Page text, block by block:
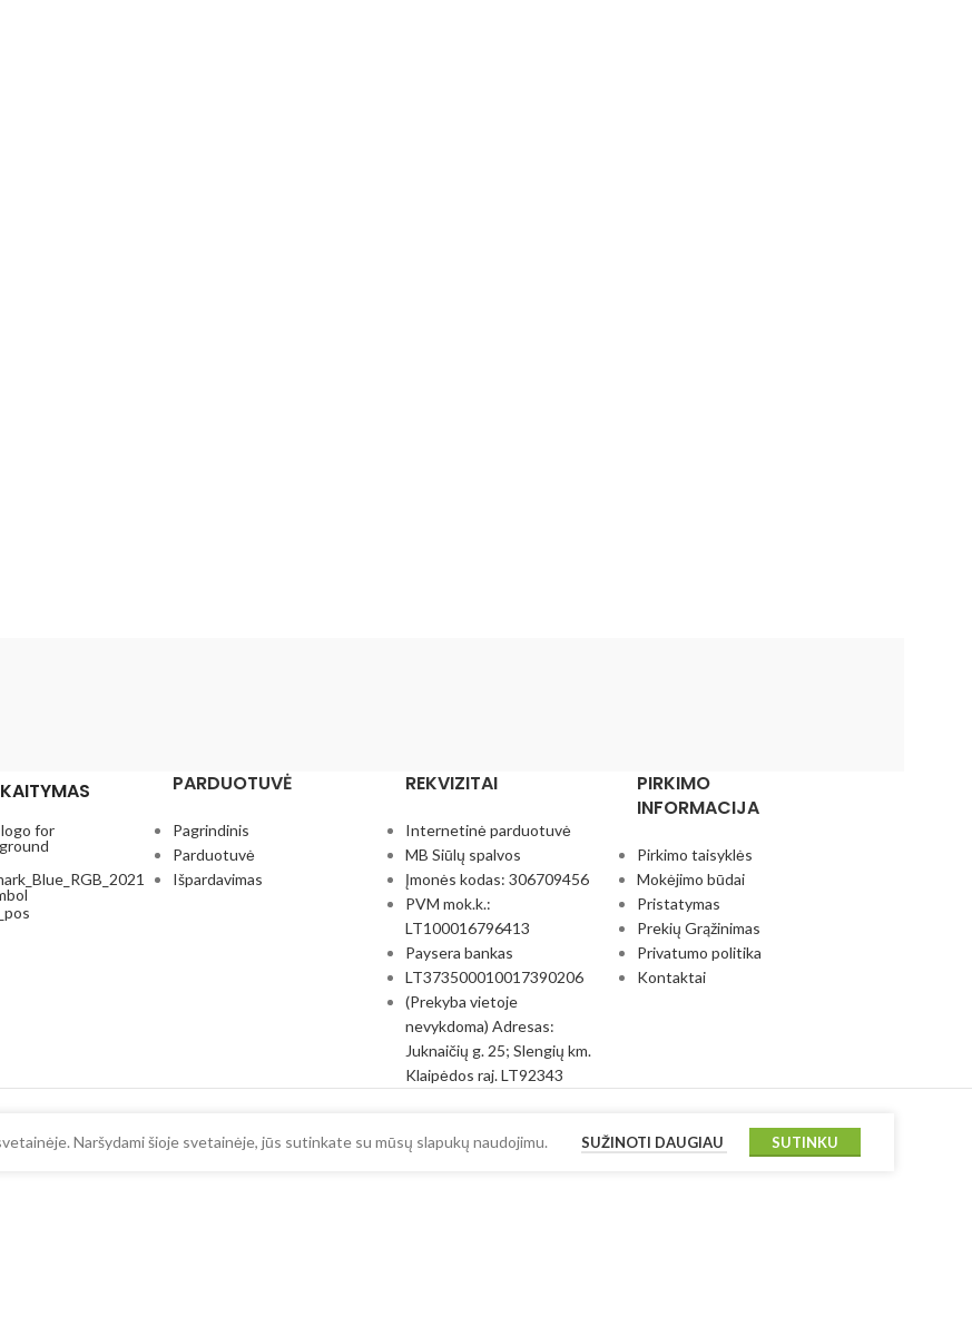
PARDUOTUVĖ
Pagrindinis
Parduotuvė
Išpardavimas
REKVIZITAI
Internetinė parduotuvė
MB Siūlų spalvos
Įmonės kodas: 306709456
PVM mok.k.:
LT100016796413
Paysera bankas
LT373500010017390206
(Prekyba vietoje
nevykdoma) Adresas:
Juknaičių g. 25; Slengių km.
Klaipėdos raj. LT92343
PIRKIMO
INFORMACIJA
Pirkimo taisyklės
Mokėjimo būdai
Pristatymas
Prekių Grąžinimas
Privatumo politika
Kontaktai
Naršydami šioje svetainėje, jūs sutinkate su mūsų slapukų naudojimu. SUŽINOTI DAUGIAU SUTINKU